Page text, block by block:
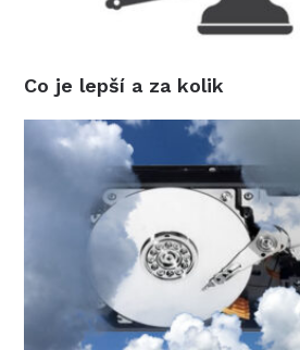
Co je lepší a za kolik